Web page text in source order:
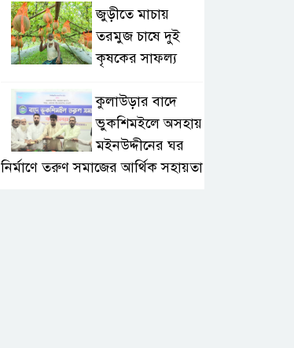
জুড়ীতে মাচায়
তরমুজ চাষে দুই
কৃষকের সাফল্য
কুলাউড়ার বাদে
ভুকশিমইলে অসহায়
মইনউদ্দীনের ঘর
নির্মাণে তরুণ সমাজের আর্থিক সহায়তা